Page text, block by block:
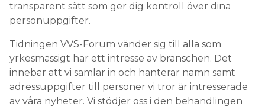
Om tidningen
Kontakt
Information om GDPR
Search for:
transparent sätt som ger dig kontroll över dina
personuppgifter.
Tidningen VVS-Forum vänder sig till alla som
yrkesmässigt har ett intresse av branschen. Det
innebär att vi samlar in och hanterar namn samt
adressuppgifter till personer vi tror är intresserade
av våra nyheter. Vi stödjer oss i den behandlingen